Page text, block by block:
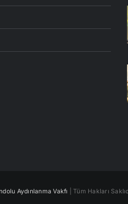
Aydınlanma Vakfı | Tüm Hakları